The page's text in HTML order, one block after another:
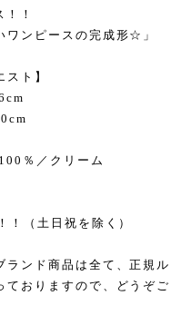
！
ワンピースの完成形☆」
スト】
％／クリーム
！（土日祝を除く）
ランド商品は全て、正規ル
ておりますので、どうぞご